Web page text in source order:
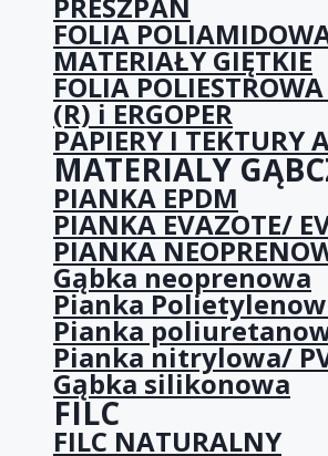
PRESZPAN
FOLIA
MATERIAŁY GIĘTKIE
FOLIA
(R) i ERGOPER
PAPIERY I TEKTURY
MATERIALY
PIANKA EPDM
PIANKA EVAZOTE/
PIANKA
Gąbka neoprenowa
Pianka
Pianka
Pianka nitrylowa/
Gąbka silikonowa
FILC
FILC NATURALNY